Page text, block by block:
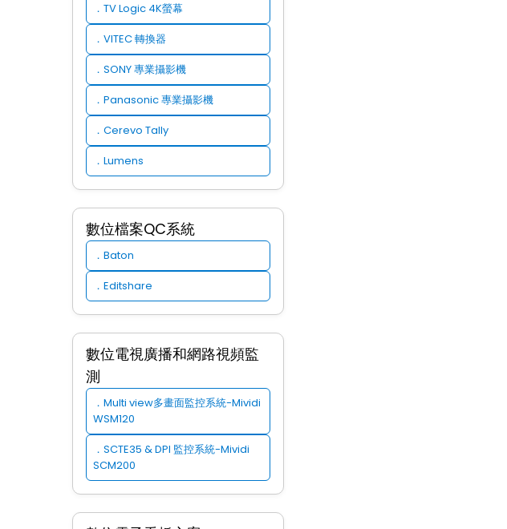
． TV Logic 4K螢幕
． VITEC 轉換器
． SONY 專業攝影機
． Panasonic 專業攝影機
． Cerevo Tally
． Lumens
數位檔案QC系統
． Baton
． Editshare
數位電視廣播和網路視頻監
測
． Multi view多畫面監控系統-Mividi
WSM120
． SCTE35 & DPI 監控系統-Mividi
SCM200